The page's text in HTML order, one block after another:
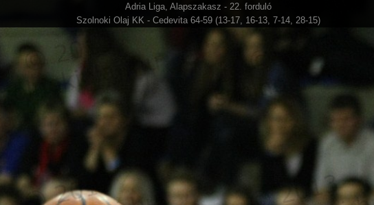
Adria Liga, Alapszakasz - 22. forduló
Szolnoki Olaj KK - Cedevita 64-59 (13-17, 16-13, 7-14, 28-15)